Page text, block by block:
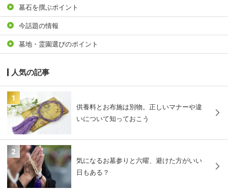
墓石を撰ぶポイント
今話題の情報
墓地・霊園選びのポイント
人気の記事
1
供養料とお布施は別物。正しいマナーや違
いについて知っておこう
2
気になるお墓参りと六曜、避けた方がいい
日もある？